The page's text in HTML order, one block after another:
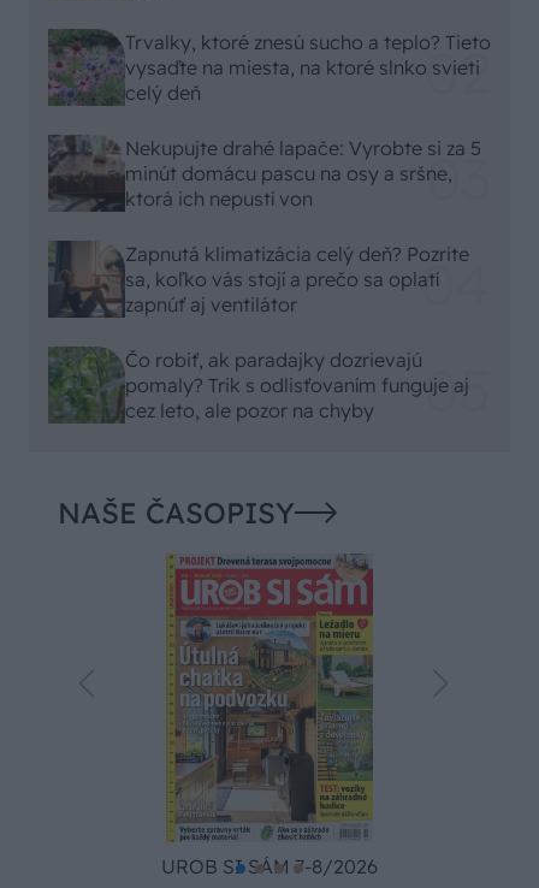
Trvalky, ktoré znesú sucho a teplo? Tieto
vysaďte na miesta, na ktoré slnko svieti
celý deň
Nekupujte drahé lapače: Vyrobte si za 5
minút domácu pascu na osy a sršne,
ktorá ich nepustí von
Zapnutá klimatizácia celý deň? Pozrite
sa, koľko vás stojí a prečo sa oplatí
zapnúť aj ventilátor
Čo robiť, ak paradajky dozrievajú
pomaly? Trik s odlisťovaním funguje aj
cez leto, ale pozor na chyby
NAŠE ČASOPISY
UROB SI SÁM 7-8/2026